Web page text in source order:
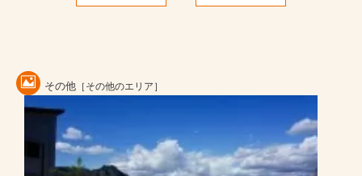
その他 ［その他のエリア］